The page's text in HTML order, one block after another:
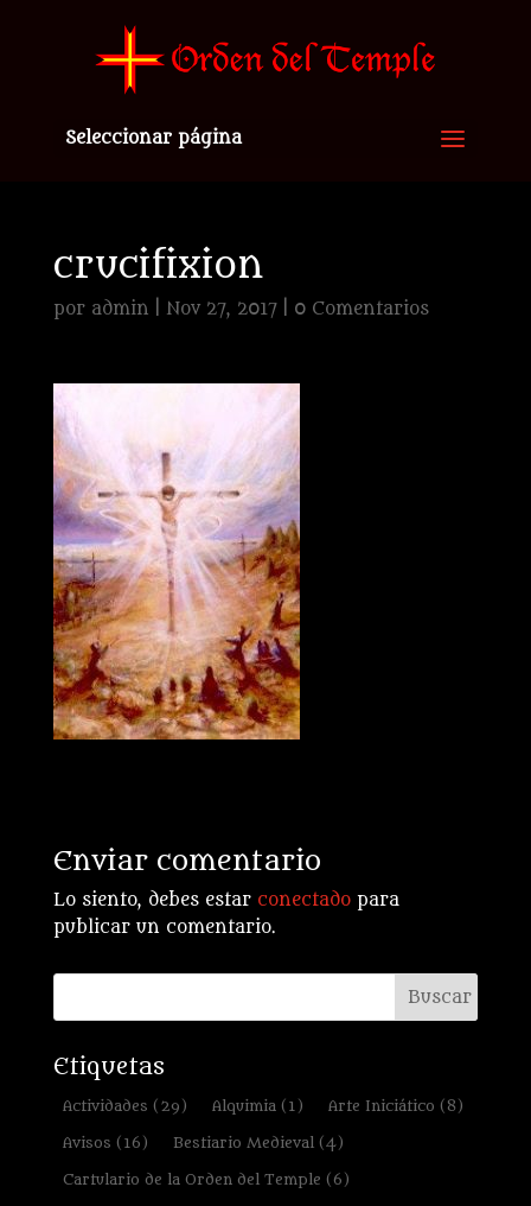
Seleccionar página
crucifixion
por admin Nov 27, 2017| 0 Comentarios
Enviar comentario
Lo siento, debes estar conectadopara
publicar un comentario.
Etiquetas
Actividades (29) Alquimia(1) Arte Iniciático (8)
Avisos (16) Bestiario Medieval(4)
Cartulario de la Orden del Temple (6)